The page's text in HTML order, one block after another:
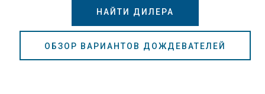
НАЙТИ ДИЛЕРА
ОБЗОР ВАРИАНТОВ ДОЖДЕВАТЕЛЕЙ